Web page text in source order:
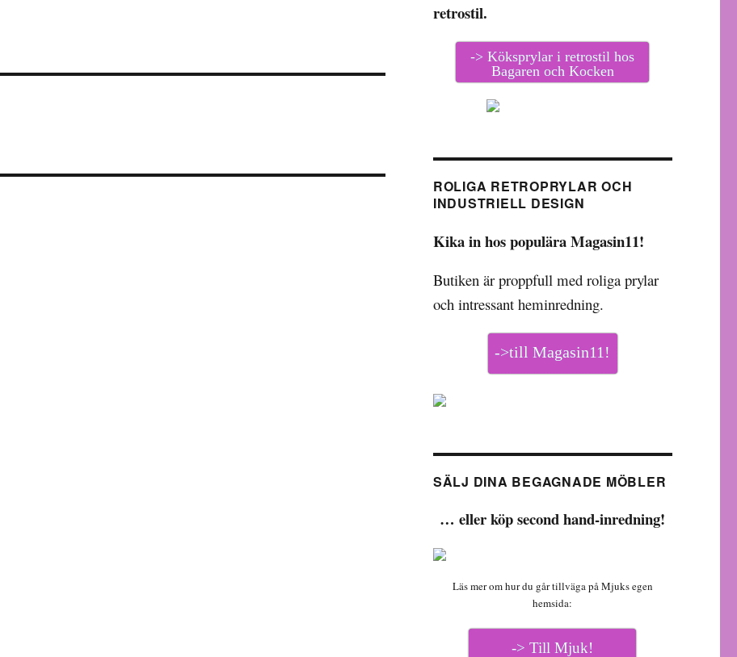
retrostil.
-> Köksprylar i retrostil hos
Bagaren och Kocken
ROLIGA RETROPRYLAR OCH
INDUSTRIELL DESIGN
Kika in hos populära Magasin11!
Butiken är proppfull med roliga prylar
och intressant heminredning.
->till Magasin11!
SÄLJ DINA BEGAGNADE MÖBLER
… eller köp second hand-inredning!
Läs mer om hur du går tillväga på Mjuks egen
hemsida:
-> Till Mjuk!